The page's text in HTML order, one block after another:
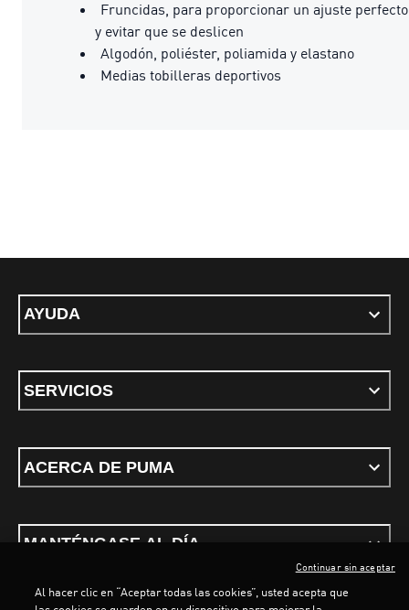
Fruncidas, para proporcionar un ajuste perfecto
y evitar que se deslicen
Algodón, poliéster, poliamida y elastano
Medias tobilleras deportivos
AYUDA
SERVICIOS
ACERCA DE PUMA
MANTÉNGASE AL DÍA
Al hacer clic en “Aceptar todas las cookies”, usted acepta que
Continuar sin aceptar